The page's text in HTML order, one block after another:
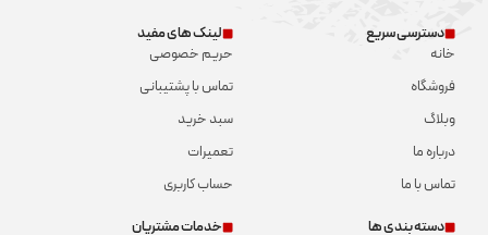
دسترسی سریع
خانه
فروشگاه
وبلاگ
درباره ما
تماس با ما
لینک های مفید
حریم خصوصی
تماس با پشتیبانی
سبد خرید
تعمیرات
حساب کاربری
دسته بندی ها
خدمات مشتریان